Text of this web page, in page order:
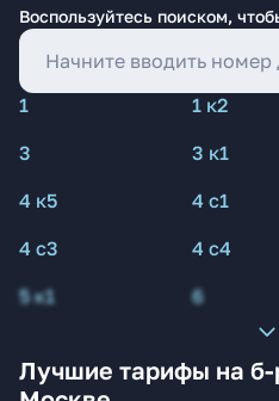
Воспользуйтесь поиском,
1 1 к2
3
3 к1
4 к5
4 с1
4 с3
4 с4
5 к1
6
Лучшие тарифы на б-